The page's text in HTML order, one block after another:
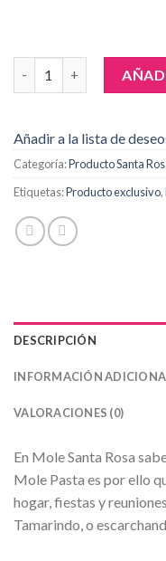
Martajado Polvo cantidad
Añadir a la lista de
Categoría:Producto Santa
Etiquetas:Producto exclusivo,
DESCRIPCIÓN
INFORMACIÓN
VALORACIONES (0)
En Mole Santa Rosa
Mole Pasta es por ello
hogar, fiestas y
Tamarindo, o